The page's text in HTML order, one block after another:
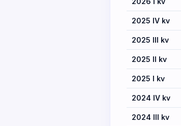
2025 IV kv
2025 III kv
2025 II kv
2025 I kv
2024 IV kv
2024 III kv